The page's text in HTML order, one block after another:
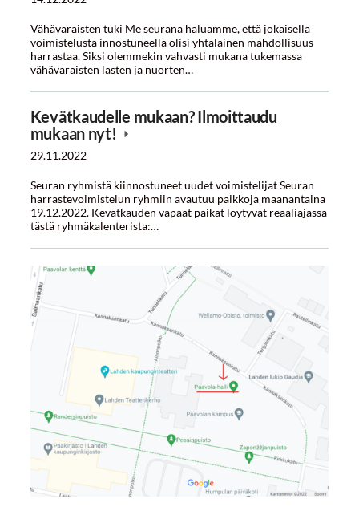
Vähävaraisten tuki Me seurana haluamme, että jokaisella
voimistelusta innostuneella olisi yhtäläinen mahdollisuus
harrastaa. Siksi olemmekin vahvasti mukana tukemassa
vähävaraisten lasten ja nuorten…
Kevätkaudelle mukaan? Ilmoittaudu
mukaan nyt!
29.11.2022
Seuran ryhmistä kiinnostuneet uudet voimistelijat Seuran
harrastevoimistelun ryhmiin avautuu paikkoja maanantaina
19.12.2022. Kevätkauden vapaat paikat löytyvät reaaliajassa
tästä ryhmäkalenterista:…